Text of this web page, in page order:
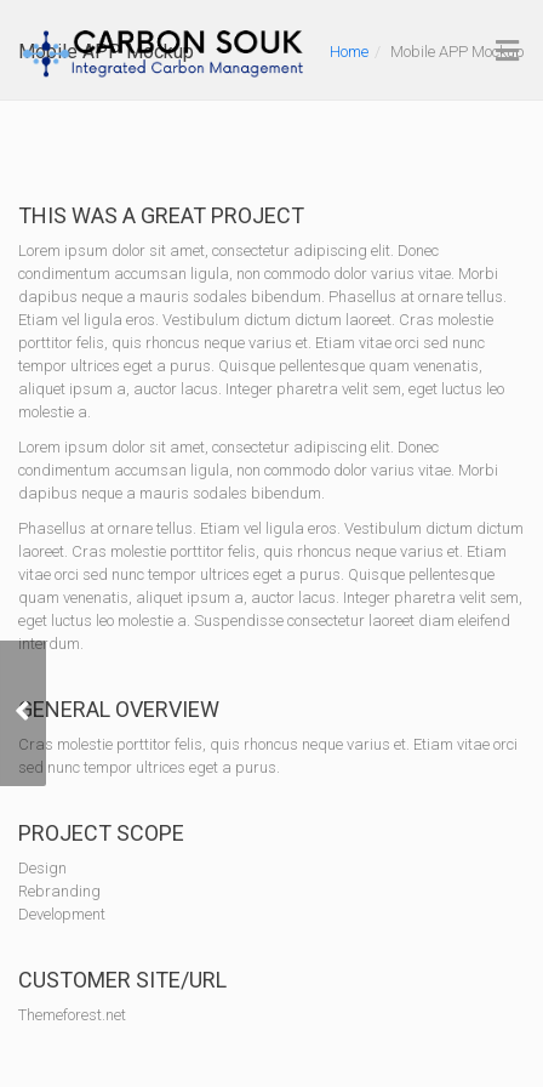
Mobile APP Mockup Home Mobile APP Mockup
THIS WAS A GREAT PROJECT
Lorem ipsum dolor sit amet, consectetur adipiscing elit. Donec
condimentum accumsan ligula, non commodo dolor varius vitae. Morbi
dapibus neque a mauris sodales bibendum. Phasellus at ornare tellus.
Etiam vel ligula eros. Vestibulum dictum dictum laoreet. Cras molestie
porttitor felis, quis rhoncus neque varius et. Etiam vitae orci sed nunc
tempor ultrices eget a purus. Quisque pellentesque quam venenatis,
aliquet ipsum a, auctor lacus. Integer pharetra velit sem, eget luctus leo
molestie a.
Lorem ipsum dolor sit amet, consectetur adipiscing elit. Donec
condimentum accumsan ligula, non commodo dolor varius vitae. Morbi
dapibus neque a mauris sodales bibendum.
Phasellus at ornare tellus. Etiam vel ligula eros. Vestibulum dictum dictum
laoreet. Cras molestie porttitor felis, quis rhoncus neque varius et. Etiam
vitae orci sed nunc tempor ultrices eget a purus. Quisque pellentesque
quam venenatis, aliquet ipsum a, auctor lacus. Integer pharetra velit sem,
eget luctus leo molestie a. Suspendisse consectetur laoreet diam eleifend
interdum.
GENERAL OVERVIEW
Cras molestie porttitor felis, quis rhoncus neque varius et. Etiam vitae orci
sed nunc tempor ultrices eget a purus.
PROJECT SCOPE
Design
Rebranding
Development
CUSTOMER SITE/URL
Themeforest.net
Branded Covers